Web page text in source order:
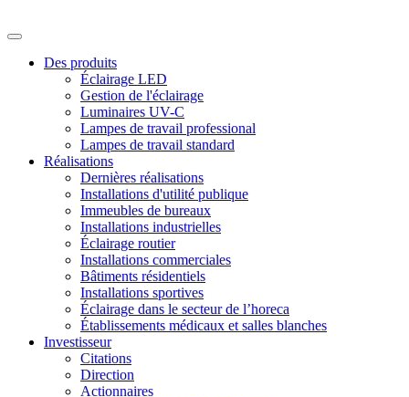
Des produits
Éclairage LED
Gestion de l'éclairage
Luminaires UV-C
Lampes de travail professional
Lampes de travail standard
Réalisations
Dernières réalisations
Installations d'utilité publique
Immeubles de bureaux
Installations industrielles
Éclairage routier
Installations commerciales
Bâtiments résidentiels
Installations sportives
Éclairage dans le secteur de l’horeca
Établissements médicaux et salles blanches
Investisseur
Citations
Direction
Actionnaires